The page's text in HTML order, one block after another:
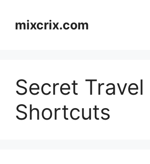
contentmixcrix.com
Secret Travel
Shortcuts